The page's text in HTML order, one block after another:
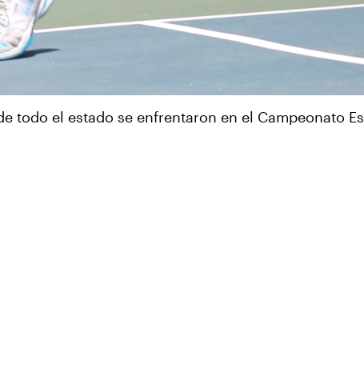
todo el estado se enfrentaron en el Campeonato